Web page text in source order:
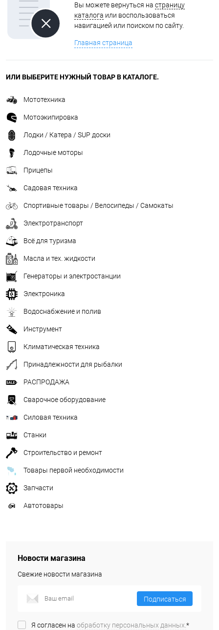
Вы можете вернуться на страницу
каталога или воспользоваться
навигацией или поиском по сайту.
Главная страница
ИЛИ ВЫБЕРИТЕ НУЖНЫЙ ТОВАР В КАТАЛОГЕ.
Мототехника
Мотоэкипировка
Лодки / Катера / SUP доски
Лодочные моторы
Прицепы
Садовая техника
Спортивные товары / Велосипеды / Самокаты
Электротранспорт
Всё для туризма
Масла и тех. жидкости
Генераторы и электростанции
Электроника
Водоснабжение и полив
Инструмент
Климатическая техника
Принадлежности для рыбалки
РАСПРОДАЖА
Сварочное оборудование
Силовая техника
Станки
Строительство и ремонт
Товары первой необходимости
Запчасти
Автотовары
Новости магазина
Свежие новости магазина
Подписаться
Я согласен на обработку персональных данных.*